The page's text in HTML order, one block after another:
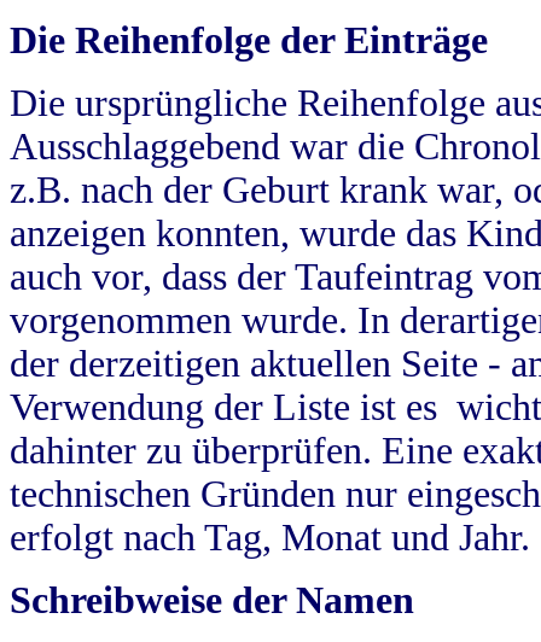
Die Reihenfolge der Einträge
Die ursprüngliche Reihenfolge
Ausschlaggebend war die
z.B. nach der Geburt krank war,
anzeigen konnten, wurde das
auch vor, dass der Taufeintrag
vorgenommen wurde. In
der derzeitigen aktuellen Seite -
Verwendung der Liste ist es
dahinter zu überprüfen. Eine
technischen Gründen nur
erfolgt nach Tag, Monat und Jahr.
Schreibweise der Namen